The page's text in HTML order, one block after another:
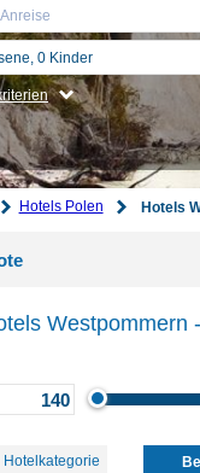
Hotels Polen Hotels
Westpommern
Hotelkategorie